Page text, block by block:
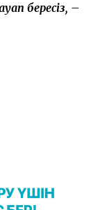
бересіз, –